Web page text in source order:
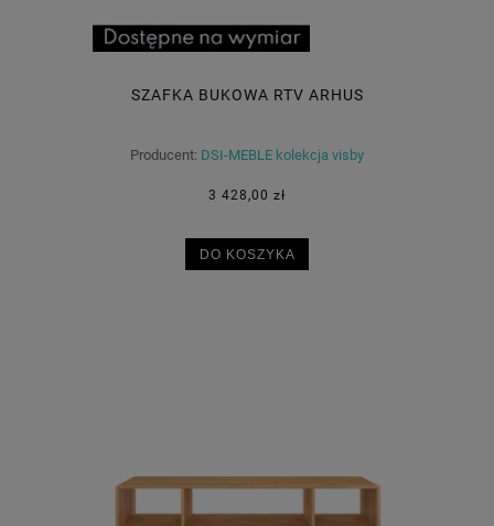
SZAFKA BUKOWA RTV ARHUS
Producent: DSI-MEBLE kolekcja visby
3 428,00 zł
DO KOSZYKA